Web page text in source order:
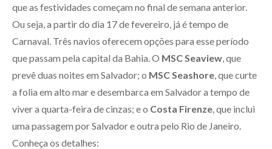
que as festividades começam no final de semana anterior.
Ou seja, a partir do dia 17 de fevereiro, já é tempo de
Carnaval. Três navios oferecem opções para esse período
que passam pela capital da Bahia. O MSC Seaview , que
prevê duas noites em Salvador; o MSC Seashore , que curte
a folia em alto mar e desembarca em Salvador a tempo de
viver a quarta-feira de cinzas; e o Costa Firenze , que inclui
uma passagem por Salvador e outra pelo Rio de Janeiro.
Conheça os detalhes: